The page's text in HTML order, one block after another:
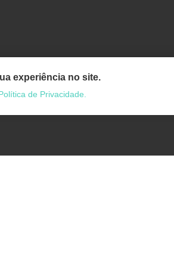
experiência no site.
de Privacidade.